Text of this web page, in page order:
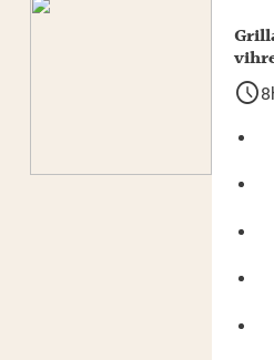
schedule